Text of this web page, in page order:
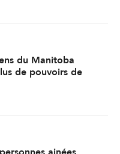
du Manitoba
de pouvoirs de